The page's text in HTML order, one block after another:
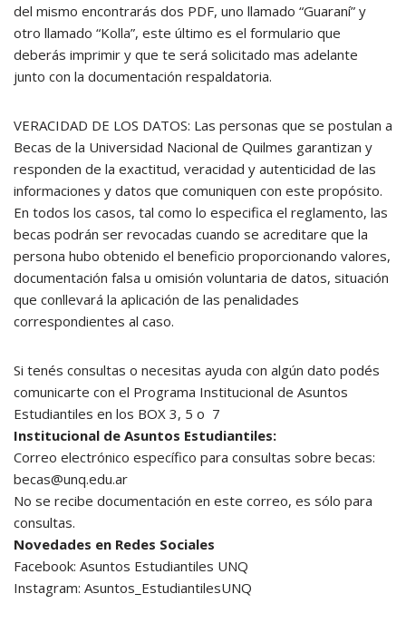
del mismo encontrarás dos PDF, uno llamado “Guaraní” y
otro llamado “Kolla”, este último es el formulario que
deberás imprimir y que te será solicitado mas adelante
junto con la documentación respaldatoria.
VERACIDAD DE LOS DATOS: Las personas que se postulan a
Becas de la Universidad Nacional de Quilmes garantizan y
responden de la exactitud, veracidad y autenticidad de las
informaciones y datos que comuniquen con este propósito.
En todos los casos, tal como lo especifica el reglamento, las
becas podrán ser revocadas cuando se acreditare que la
persona hubo obtenido el beneficio proporcionando valores,
documentación falsa u omisión voluntaria de datos, situación
que conllevará la aplicación de las penalidades
correspondientes al caso.
Si tenés consultas o necesitas ayuda con algún dato podés
comunicarte con el Programa Institucional de Asuntos
Estudiantiles en los BOX 3, 5 o 7
Institucional de Asuntos Estudiantiles:
Correo electrónico específico para consultas sobre becas:
becas@unq.edu.ar
No se recibe documentación en este correo, es sólo para
consultas.
Novedades en Redes Sociales
Facebook: Asuntos Estudiantiles UNQ
Instagram: Asuntos_EstudiantilesUNQ